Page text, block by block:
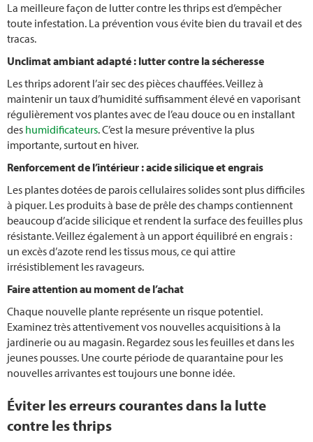
La meilleure façon de lutter contre les thrips est d’empêcher
toute infestation. La prévention vous évite bien du travail et des
tracas.
Unclimat ambiant adapté : lutter contre la sécheresse
Les thrips adorent l’air sec des pièces chauffées. Veillez à
maintenir un taux d’humidité suffisamment élevé en vaporisant
régulièrement vos plantes avec de l’eau douce ou en installant
des humidificateurs. C’est la mesure préventive la plus
importante, surtout en hiver.
Renforcement de l’intérieur : acide silicique et engrais
Les plantes dotées de parois cellulaires solides sont plus difficiles
à piquer. Les produits à base de prêle des champs contiennent
beaucoup d’acide silicique et rendent la surface des feuilles plus
résistante. Veillez également à un apport équilibré en engrais :
un excès d’azote rend les tissus mous, ce qui attire
irrésistiblement les ravageurs.
Faire attention au moment de l’achat
Chaque nouvelle plante représente un risque potentiel.
Examinez très attentivement vos nouvelles acquisitions à la
jardinerie ou au magasin. Regardez sous les feuilles et dans les
jeunes pousses. Une courte période de quarantaine pour les
nouvelles arrivantes est toujours une bonne idée.
Éviter les erreurs courantes dans la lutte
contre les thrips